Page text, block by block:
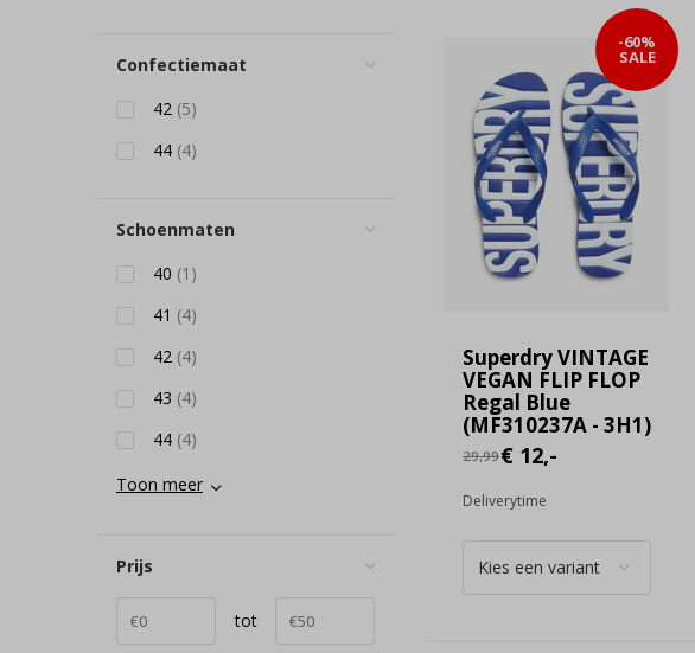
Superdry VINTAGE
VEGAN FLIP FLOP
Regal Blue
(MF310237A - 3H1)
-60%
SALE
29,99€ 12,-
Deliverytime
Confectiemaat
42 (5)
44 (4)
Schoenmaten
40 (1)
41 (4)
42 (4)
43 (4)
44 (4)
Toon meer
Prijs
tot